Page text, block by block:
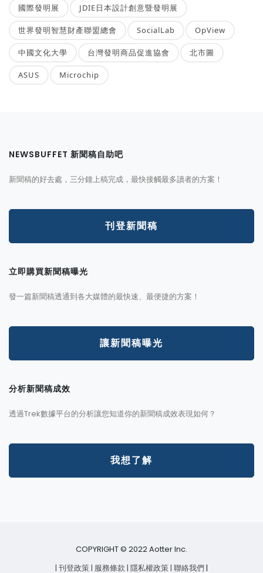
國際發明展 JDIE日本設計創意暨發明展
世界發明智慧財產聯盟總會 SocialLab OpView
中國文化大學 台灣發明商品促進協會 北市圖
ASUS Microchip
NEWSBUFFET 新聞稿自助吧
新聞稿的好去處，三分鐘上稿完成，最快接觸最多讀者的方案！
刊登新聞稿
立即購買新聞稿曝光
發一篇新聞稿透通到各大媒體的最快速、最便捷的方案！
讓新聞稿曝光
分析新聞稿成效
透過Trek數據平台的分析讓您知道你的新聞稿成效表現如何？
我想了解
COPYRIGHT © 2022 Aotter Inc.
| 刊登政策| 服務條款 | 隱私權政策| 聯絡我們 |